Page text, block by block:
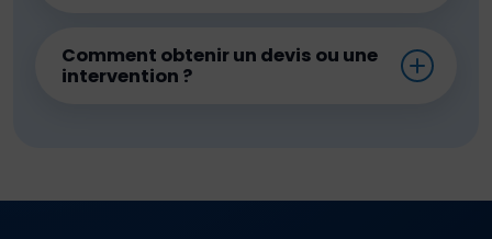
Comment obtenir un devis ou une
intervention ?